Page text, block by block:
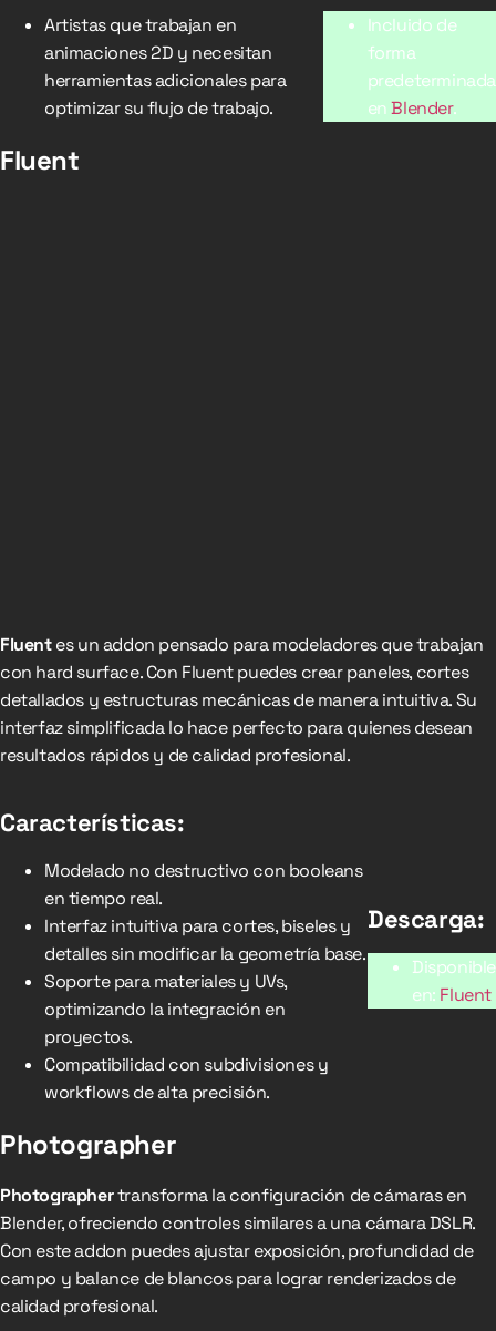
Artistas que trabajan en
animaciones 2D y necesitan
herramientas adicionales para
optimizar su flujo de trabajo.
Incluido de
forma
predeterminada
enBlender.
Fluent
Fluentes un addon pensado para modeladores que trabajan
con hard surface. Con Fluent puedes crear paneles, cortes
detallados y estructuras mecánicas de manera intuitiva. Su
interfaz simplificada lo hace perfecto para quienes desean
resultados rápidos y de calidad profesional.
Características:
Modelado no destructivo con booleans
en tiempo real.
Interfaz intuitiva para cortes, biseles y
detalles sin modificar la geometría base.
Soporte para materiales y UVs,
optimizando la integración en
proyectos.
Compatibilidad con subdivisiones y
workflows de alta precisión.
Descarga:
Disponible
en: Fluent
Photographer
Photographertransforma la configuración de cámaras en
Blender, ofreciendo controles similares a una cámara DSLR.
Con este addon puedes ajustar exposición, profundidad de
campo y balance de blancos para lograr renderizados de
calidad profesional.